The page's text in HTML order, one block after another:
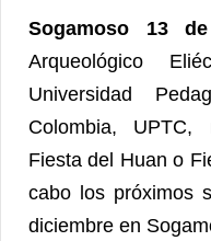
Sogamoso 13
Arqueológico
Universidad
Colombia, UPTC,
Fiesta del Huan o
cabo los próximos
diciembre en